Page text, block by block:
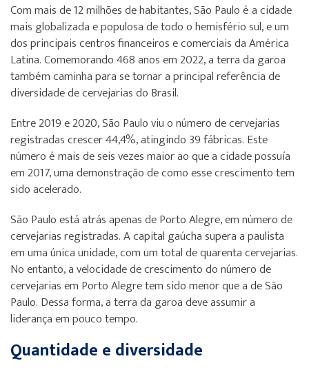
Com mais de 12 milhões de habitantes, São Paulo é a cidade
mais globalizada e populosa de todo o hemisfério sul, e um
dos principais centros financeiros e comerciais da América
Latina. Comemorando 468 anos em 2022, a terra da garoa
também caminha para se tornar a principal referência de
diversidade de cervejarias do Brasil.
Entre 2019 e 2020, São Paulo viu o número de cervejarias
registradas crescer 44,4%, atingindo 39 fábricas. Este
número é mais de seis vezes maior ao que a cidade possuía
em 2017, uma demonstração de como esse crescimento tem
sido acelerado.
São Paulo está atrás apenas de Porto Alegre, em número de
cervejarias registradas. A capital gaúcha supera a paulista
em uma única unidade, com um total de quarenta cervejarias.
No entanto, a velocidade de crescimento do número de
cervejarias em Porto Alegre tem sido menor que a de São
Paulo. Dessa forma, a terra da garoa deve assumir a
liderança em pouco tempo.
Quantidade e diversidade